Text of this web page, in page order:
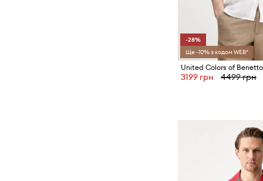
-28%
Ще -10% з кодом WEB*
3199 грн 4499 грн